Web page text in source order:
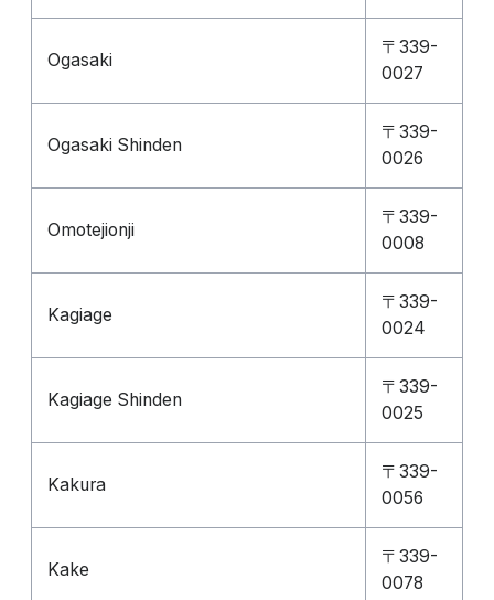
Ogasaki
〒339-
0027
Ogasaki Shinden
〒339-
0026
Omotejionji
〒339-
0008
Kagiage
〒339-
0024
Kagiage Shinden
〒339-
0025
Kakura
〒339-
0056
Kake
〒339-
0078